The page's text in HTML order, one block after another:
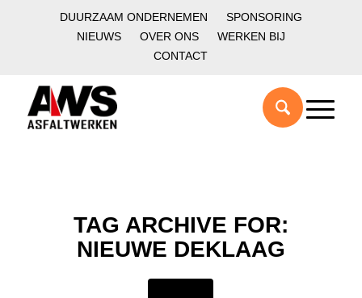
DUURZAAM ONDERNEMEN
SPONSORING
NIEUWS
OVER ONS
WERKEN BIJ
CONTACT
TAG ARCHIVE FOR:
NIEUWE DEKLAAG